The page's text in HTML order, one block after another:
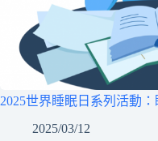
2025世界睡眠日系列活動
2025/03/12